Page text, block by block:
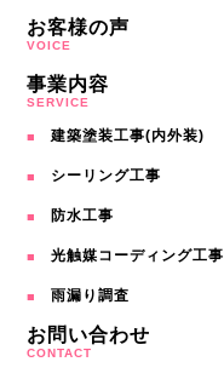
お客様の声
VOICE
事業内容
SERVICE
建築塗装工事(内外装)
シーリング工事
防水工事
光触媒コーディング工事
雨漏り調査
お問い合わせ
CONTACT